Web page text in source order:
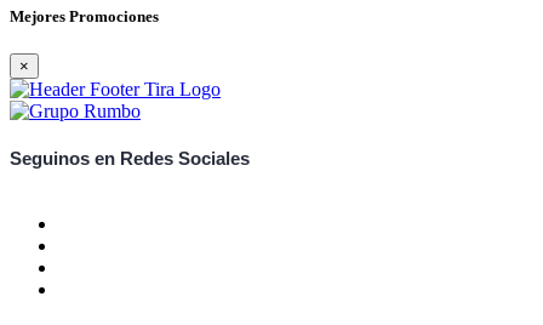
Mejores Promociones
×
Seguinos en Redes Sociales